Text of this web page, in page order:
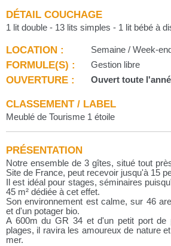
DÉTAIL COUCHAGE
1 lit double - 13 lits simples - 1 lit bébé à
LOCATION : Semaine / Week-end
FORMULE(S) : Gestion libre
OUVERTURE : Ouvert toute
CLASSEMENT / LABEL
Meublé de Tourisme 1 étoile
PRÉSENTATION
Notre ensemble de 3 gîtes, situé tout
Site de France, peut recevoir jusqu'à 15
Il est idéal pour stages, séminaires
45 m² dédiée à cet effet.
Son environnement est calme, sur 46
et d'un potager bio.
A 600m du GR 34 et d'un petit port de
plages, il ravira les amoureux de nature
mer.